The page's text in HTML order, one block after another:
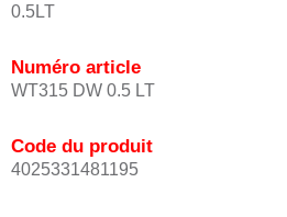
0.5LT
Numéro article
WT315 DW 0.5 LT
Code du produit
4025331481195